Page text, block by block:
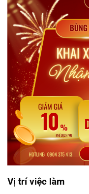
Vị trí việc làm